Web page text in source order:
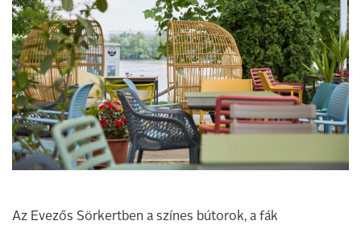
Az Evezős Sörkertben a színes bútorok, a fák